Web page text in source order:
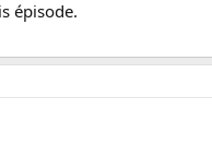
épisode.